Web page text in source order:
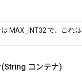
MAX_INT32 で、これ
(String コンテナ)